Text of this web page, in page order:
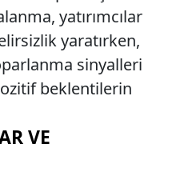
yatırımcılar
yaratırken,
sinyalleri
beklentilerin
VE